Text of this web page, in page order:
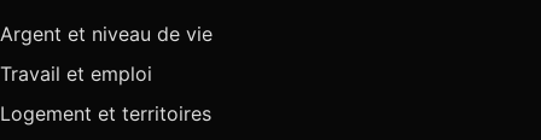
Argent et niveau de vie
Travail et emploi
Logement et territoires